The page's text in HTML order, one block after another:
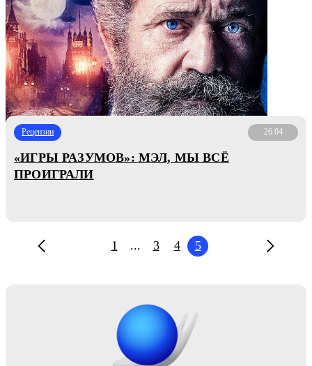
Рецензии 26.04
«ИГРЫ РАЗУМОВ»: МЭЛ, МЫ ВСЁ
ПРОИГРАЛИ
1 ... 3 4 5